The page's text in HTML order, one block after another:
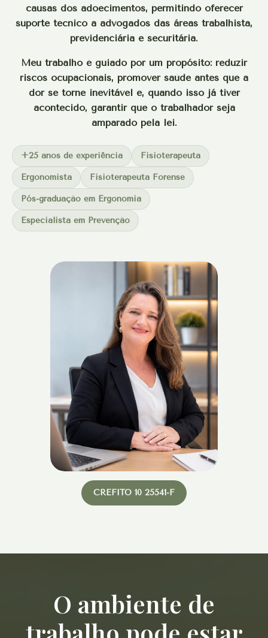
causas dos adoecimentos, permitindo oferecer
suporte técnico a advogados das áreas trabalhista,
previdenciária e securitária.
Meu trabalho é guiado por um propósito: reduzir
riscos ocupacionais, promover saúde antes que a
dor se torne inevitável e, quando isso já tiver
acontecido, garantir que o trabalhador seja
amparado pela lei.
+25 anos de experiência Fisioterapeuta
Ergonomista Fisioterapeuta Forense
Pós-graduação em Ergonomia
Especialista em Prevenção
CREFITO 10 25541-F
O ambiente de